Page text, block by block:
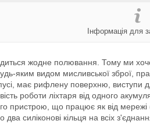
Інформація для
жодне полювання. Тому ми
яким видом мисливської зброї,
має рифлену поверхню, виступи
роботи ліхтаря від одного
пристрою, що працює як від мережі
силіконові кільця на всіх